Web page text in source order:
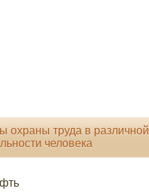
охраны труда в различной
человека